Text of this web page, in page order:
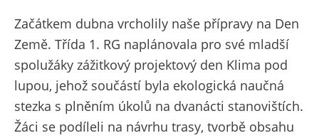
Začátkem dubna vrcholily naše přípravy na Den
Země. Třída 1. RG naplánovala pro své mladší
spolužáky zážitkový projektový den Klima pod
lupou, jehož součástí byla ekologická naučná
stezka s plněním úkolů na dvanácti stanovištích.
Žáci se podíleli na návrhu trasy, tvorbě obsahu